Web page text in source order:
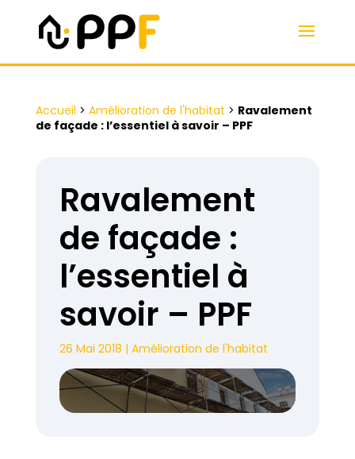
Accueil > Amélioration de l'habitat > Ravalement
de façade : l’essentiel à savoir – PPF
Ravalement
de façade :
l’essentiel à
savoir – PPF
26 Mai 2018 | Amélioration de l'habitat